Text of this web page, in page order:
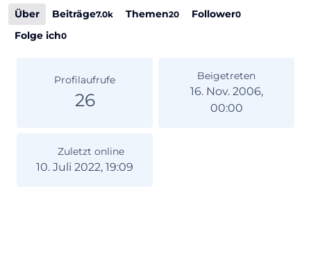
Über Beiträge7.0k Themen20 Follower0
Folge ich0
Profilaufrufe
26
Beigetreten
16. Nov. 2006,
00:00
Zuletzt online
10. Juli 2022, 19:09